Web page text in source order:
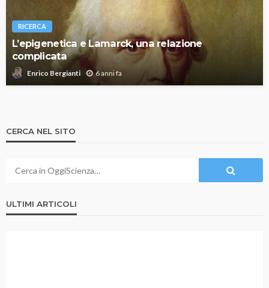
RICERCA
L’epigenetica e Lamarck, una relazione
complicata
Enrico Bergianti 6 anni fa
CERCA NEL SITO
ULTIMI ARTICOLI